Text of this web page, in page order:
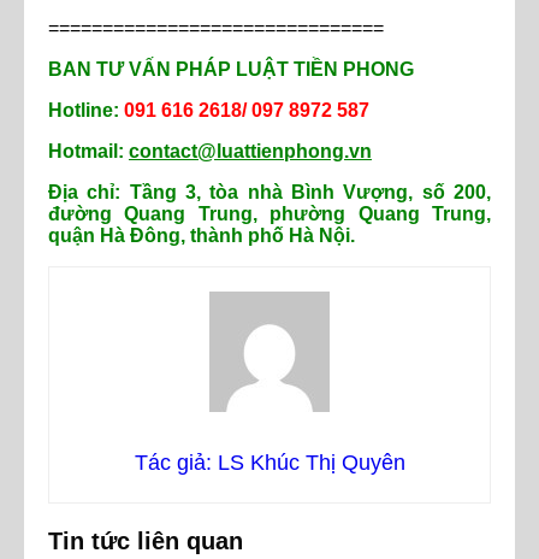
===============================
BAN TƯ VẤN PHÁP LUẬT TIỀN PHONG
Hotline: 091 616 2618/ 097 8972 587
Hotmail: contact@luattienphong.vn
Địa chỉ: Tầng 3, tòa nhà Bình Vượng, số 200,
đường Quang Trung, phường Quang Trung,
quận Hà Đông, thành phố Hà Nội.
Tác giả: LS Khúc Thị Quyên
Tin tức liên quan